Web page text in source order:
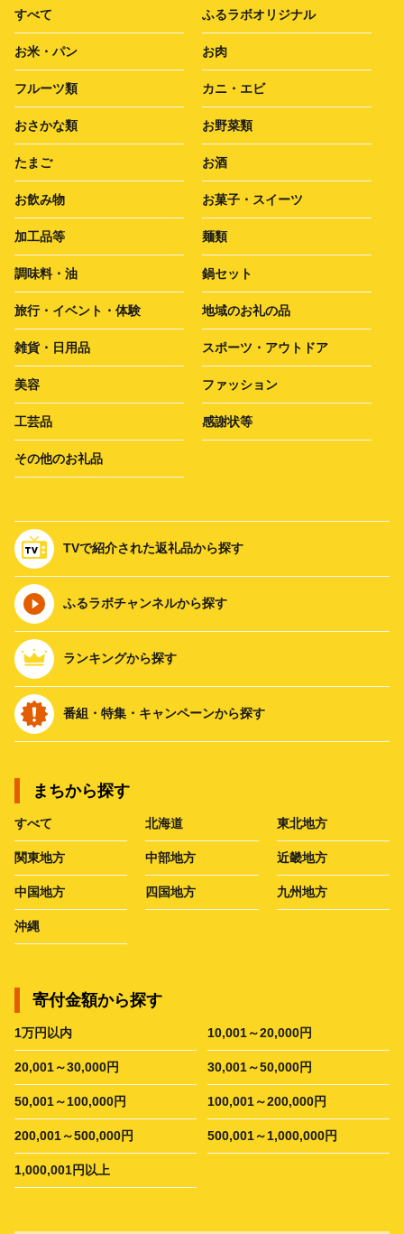
すべて ふるラボオリジナル
お米・パン お肉
フルーツ類 カニ・エビ
おさかな類 お野菜類
たまご お酒
お飲み物 お菓子・スイーツ
加工品等 麺類
調味料・油 鍋セット
旅行・イベント・体験 地域のお礼の品
雑貨・日用品 スポーツ・アウトドア
美容 ファッション
工芸品 感謝状等
その他のお礼品
TVで紹介された返礼品から探す
ふるラボチャンネルから探す
ランキングから探す
番組・特集・キャンペーンから探す
まちから探す
すべて 北海道 東北地方
関東地方 中部地方 近畿地方
中国地方 四国地方 九州地方
沖縄
寄付金額から探す
1万円以内 10,001～20,000円
20,001～30,000円 30,001～50,000円
50,001～100,000円 100,001～200,000円
200,001～500,000円 500,001～1,000,000円
1,000,001円以上